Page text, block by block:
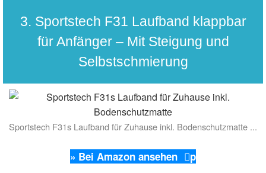
3. Sportstech F31 Laufband klappbar
für Anfänger – Mit Steigung und
Selbstschmierung
Sportstech F31s Laufband für Zuhause inkl. Bodenschutzmatte ...
» Bei Amazon ansehen p